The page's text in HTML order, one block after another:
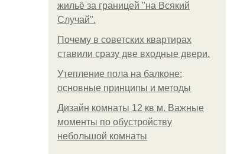
жильё за границей "на Всякий
Случай".
Почему в советских квартирах
ставили сразу две входные двери.
Утепление пола на балконе:
основные принципы и методы
Дизайн комнаты 12 кв м. Важные
моменты по обустройству
небольшой комнаты